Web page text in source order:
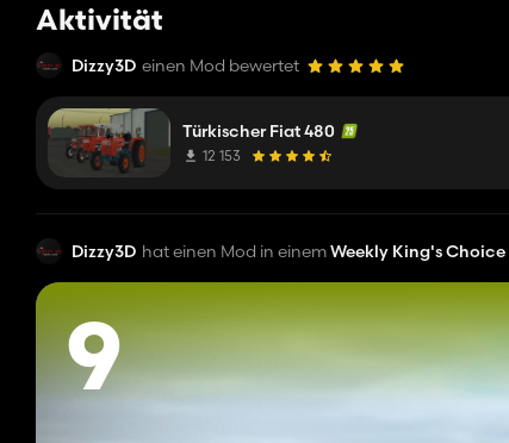
Aktivität
Dizzy3D einen Mod bewertet
Türkischer Fiat 480
12 153
Dizzy3D hat einen Mod in einemWeekly King's Choice
9